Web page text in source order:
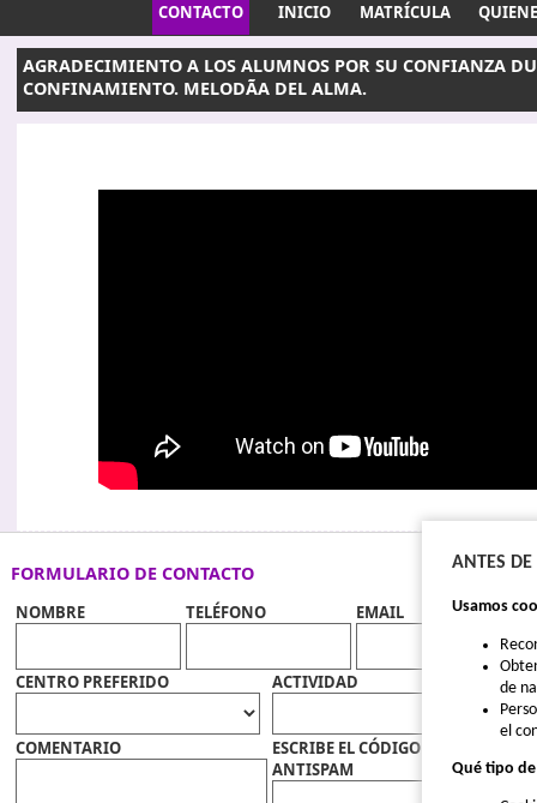
CONTACTO INICIO MATRÍCULA
AGRADECIMIENTO A LOS ALUMNOS POR SU CONFIANZA
CONFINAMIENTO. MELODÃA DEL ALMA.
FORMULARIO DE CONTACTO
NOMBRE TELÉFONO EMAIL
CENTRO PREFERIDO ACTIVIDAD
COMENTARIO
ESCRIBE EL CÓDIGO
ANTISPAM
ANTES
Usamos
de
el
Qué tipo